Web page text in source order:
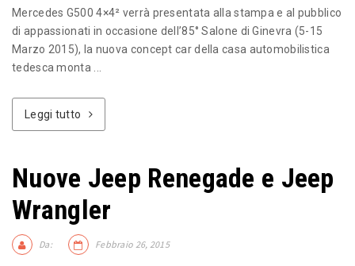
Mercedes G500 4×4² verrà presentata alla stampa e al pubblico
di appassionati in occasione dell’85° Salone di Ginevra (5-15
Marzo 2015), la nuova concept car della casa automobilistica
tedesca monta ...
Leggi tutto
Nuove Jeep Renegade e Jeep
Wrangler
Da: Febbraio 26, 2015